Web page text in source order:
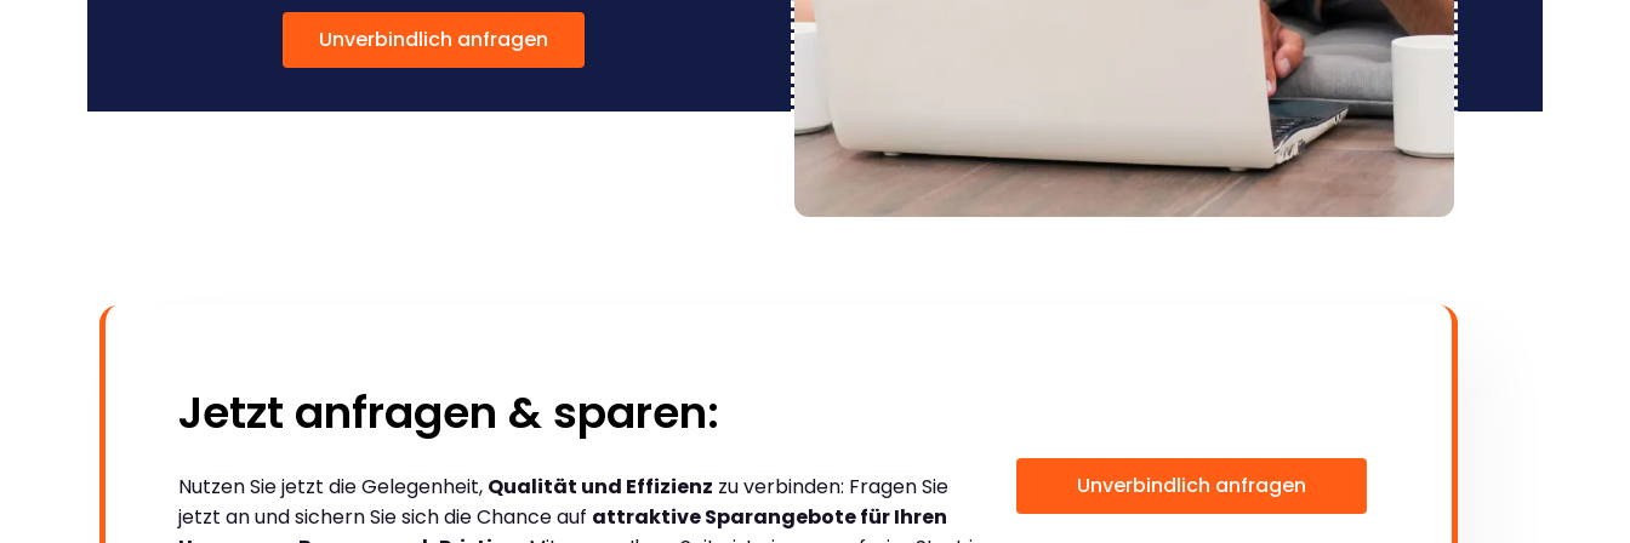
Unverbindlich anfragen
Jetzt anfragen & sparen:
Nutzen Sie jetzt die Gelegenheit, Qualität und Effizienz zu verbinden: Fragen Sie
jetzt an und sichern Sie sich die Chance auf attraktive Sparangebote für Ihren
Unverbindlich anfragen